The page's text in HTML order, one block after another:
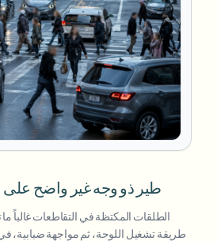
طير ذو وجه غير واضح على
الطلقات المكتظة في التقاطعات غالباً
طريقة تشغيل اللوحة، ثم مواجهة ضبابية،